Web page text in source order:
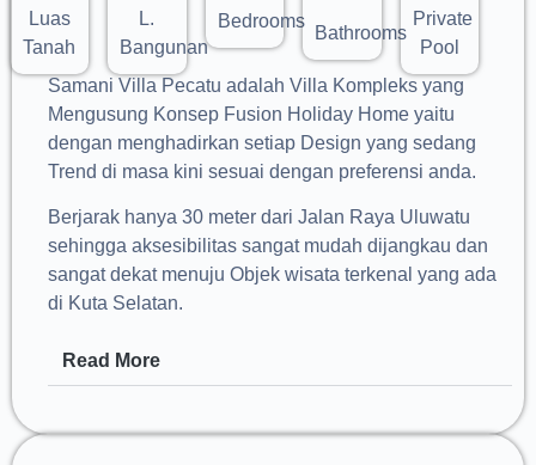
Luas
Tanah
L.
Bangunan
Bedrooms
Bathrooms
Private
Pool
Samani Villa Pecatu adalah Villa Kompleks yang
Mengusung Konsep Fusion Holiday Home yaitu
dengan menghadirkan setiap Design yang sedang
Trend di masa kini sesuai dengan preferensi anda.
Berjarak hanya 30 meter dari Jalan Raya Uluwatu
sehingga aksesibilitas sangat mudah dijangkau dan
sangat dekat menuju Objek wisata terkenal yang ada
di Kuta Selatan.
Read More